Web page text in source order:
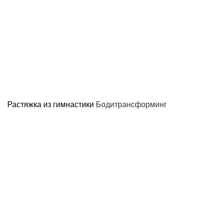
Растяжка из гимнастики Бодитрансформинг